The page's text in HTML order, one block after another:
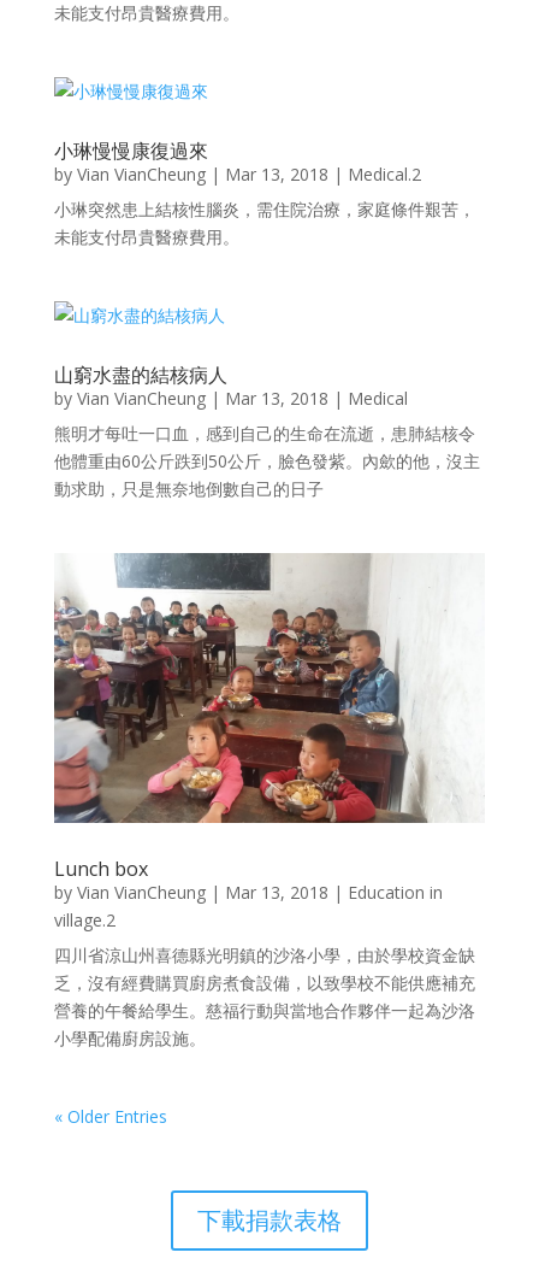
未能支付昂貴醫療費用。
小琳慢慢康復過來
by Vian VianCheung| Mar 13, 2018 | Medical.2
小琳突然患上結核性腦炎，需住院治療，家庭條件艱苦，
未能支付昂貴醫療費用。
山窮水盡的結核病人
by Vian VianCheung| Mar 13, 2018 | Medical
熊明才每吐一口血，感到自己的生命在流逝，患肺結核令
他體重由60公斤跌到50公斤，臉色發紫。內歛的他，沒主
動求助，只是無奈地倒數自己的日子
Lunch box
by Vian VianCheung| Mar 13, 2018 | Education in
village.2
四川省涼山州喜德縣光明鎮的沙洛小學，由於學校資金缺
乏，沒有經費購買廚房煮食設備，以致學校不能供應補充
營養的午餐給學生。慈福行動與當地合作夥伴一起為沙洛
小學配備廚房設施。
« Older Entries
下載捐款表格